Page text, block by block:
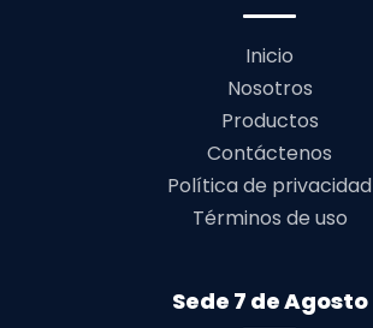
Inicio
Nosotros
Productos
Contáctenos
Política de privacidad
Términos de uso
Sede 7 de Agosto